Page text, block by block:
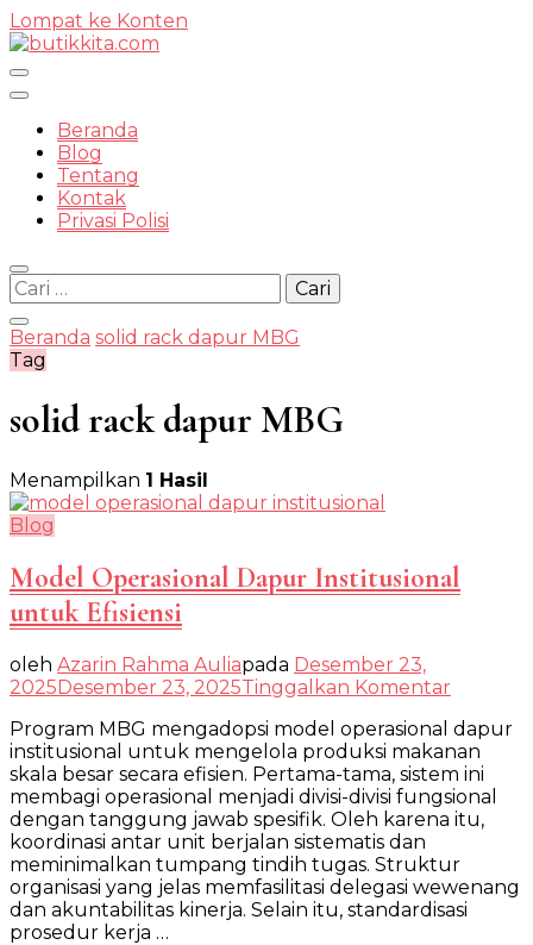
Lompat ke Konten
Beranda
Blog
Tentang
Kontak
Privasi Polisi
Cari
untuk:
Beranda solid rack dapur MBG
Tag
solid rack dapur MBG
Menampilkan 1 Hasil
Blog
Model Operasional Dapur Institusional
untuk Efisiensi
oleh Azarin Rahma Auliapada Desember 23,
2025Desember 23, 2025Tinggalkan Komentar
Dapur
untuk
Efisiensi
Program MBG mengadopsi model operasional dapur
institusional untuk mengelola produksi makanan
skala besar secara efisien. Pertama-tama, sistem ini
membagi operasional menjadi divisi-divisi fungsional
dengan tanggung jawab spesifik. Oleh karena itu,
koordinasi antar unit berjalan sistematis dan
meminimalkan tumpang tindih tugas. Struktur
organisasi yang jelas memfasilitasi delegasi wewenang
dan akuntabilitas kinerja. Selain itu, standardisasi
prosedur kerja …